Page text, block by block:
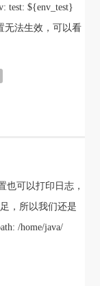
test: ${env_test}
无法生效，可以看
也可以打印日志，
，所以我们还是
/home/java/